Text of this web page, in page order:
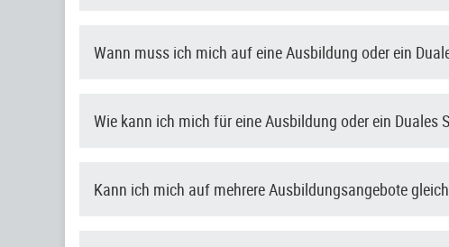
Wann muss ich mich auf eine Ausbildung oder ein
Wie kann ich mich für eine Ausbildung oder ein Duales
Kann ich mich auf mehrere Ausbildungsangebote